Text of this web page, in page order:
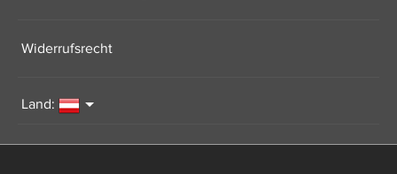
Widerrufsrecht
Land: